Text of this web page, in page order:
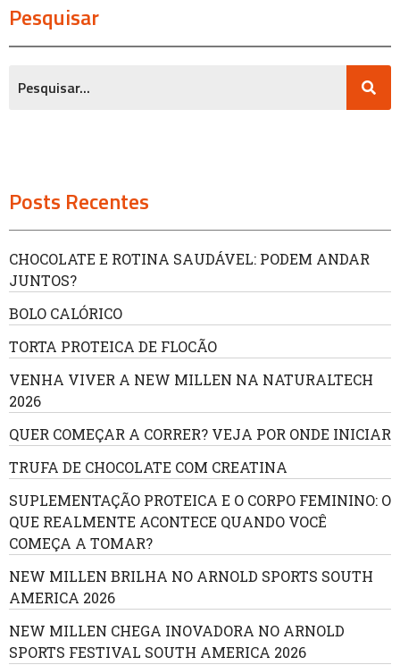
Pesquisar
Posts Recentes
CHOCOLATE E ROTINA SAUDÁVEL: PODEM ANDAR
JUNTOS?
BOLO CALÓRICO
TORTA PROTEICA DE FLOCÃO
VENHA VIVER A NEW MILLEN NA NATURALTECH
2026
QUER COMEÇAR A CORRER? VEJA POR ONDE INICIAR
TRUFA DE CHOCOLATE COM CREATINA
SUPLEMENTAÇÃO PROTEICA E O CORPO FEMININO: O
QUE REALMENTE ACONTECE QUANDO VOCÊ
COMEÇA A TOMAR?
NEW MILLEN BRILHA NO ARNOLD SPORTS SOUTH
AMERICA 2026
NEW MILLEN CHEGA INOVADORA NO ARNOLD
SPORTS FESTIVAL SOUTH AMERICA 2026